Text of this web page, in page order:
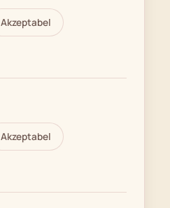
Akzeptabel
Akzeptabel